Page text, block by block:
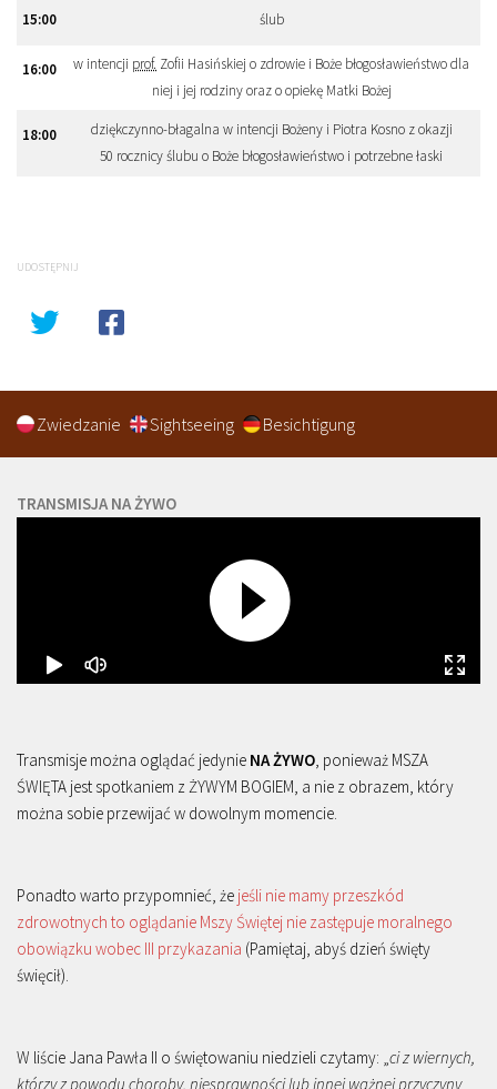
15:00 ślub
16:00 w intencji prof. Zofii Hasińskiej o zdrowie i Boże błogosławieństwo dla
niej i jej rodziny oraz o opiekę Matki Bożej
18:00
dziękczynno-błagalna w intencji Bożeny i Piotra Kosno z okazji
50 rocznicy ślubu o Boże błogosławieństwo i potrzebne łaski
UDOSTĘPNIJ
Zwiedzanie Sightseeing Besichtigung
TRANSMISJA NA ŻYWO
Transmisje można oglądać jedynie NA ŻYWO , ponieważ MSZA
ŚWIĘTA jest spotkaniem z ŻYWYM BOGIEM, a nie z obrazem, który
można sobie przewijać w dowolnym momencie.
Ponadto warto przypomnieć, że jeśli nie mamy przeszkód
zdrowotnych to oglądanie Mszy Świętej nie zastępuje moralnego
obowiązku wobec III przykazania (Pamiętaj, abyś dzień święty
święcił).
W liście Jana Pawła II o świętowaniu niedzieli czytamy: „ ci z wiernych,
którzy z powodu choroby, niesprawności lub innej ważnej przyczyny